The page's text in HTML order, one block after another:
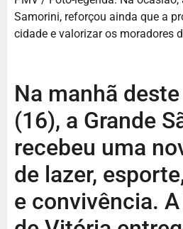
Samorini, reforçou ainda que a
cidade e valorizar os moradores
Na manhã
(16), a Grande
recebeu uma
de lazer,
e convivência.